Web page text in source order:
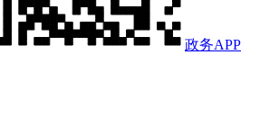
政务APP